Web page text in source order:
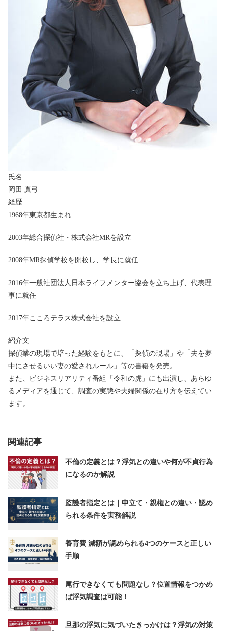
氏名
岡田 真弓
経歴
1968年東京都生まれ
2003年総合探偵社・ 株式会社MRを設立
2008年MR探偵学校を開校し、学長に就任
2016年一般社団法人日本ライフメンター協会を立ち上げ、代表理
事に就任
2017年こころテラス株式会社を設立
紹介文
探偵業の現場で培った経験をもとに、「探偵の現場」や「夫を夢
中にさせるいい妻の愛されルール」等の書籍を発売。
また、ビジネスリアリティ番組「令和の虎」にも出演し、あらゆ
るメディアを通じて、調査の実態や夫婦関係の在り方を伝えてい
ます。
関連記事
不倫の定義とは？浮気との違いや何が不貞行為
になるのか解説
監護者指定とは｜申立て・親権との違い・認め
られる条件を実務解説
養育費 減額が認められる4つのケースと正しい
手順
尾行できなくても問題なし？位置情報をつかめ
ば浮気調査は可能！
旦那の浮気に気づいたきっかけは？浮気の対策